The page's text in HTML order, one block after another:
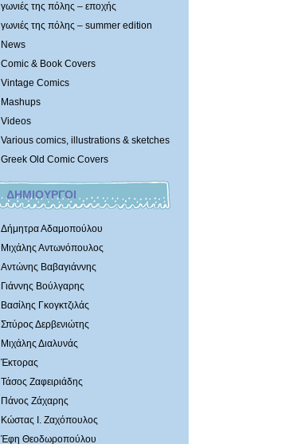
γωνιές της πόλης – εποχής
γωνιές της πόλης – summer edition
News
Comic & Book Covers
Vintage Comics
Mashups
Videos
Various comics, illustrations & sketches
Greek Old Comic Covers
ΔΗΜΙΟΥΡΓΟΙ
Δήμητρα Αδαμοπούλου
Μιχάλης Αντωνόπουλος
Αντώνης Βαβαγιάννης
Γιάννης Βούλγαρης
Βασίλης Γκογκτζιλάς
Σπύρος Δερβενιώτης
Mιχάλης Διαλυνάς
Έκτορας
Τάσος Ζαφειριάδης
Πάνος Ζάχαρης
Κώστας Ι. Ζαχόπουλoς
Έφη Θεοδωροπούλου